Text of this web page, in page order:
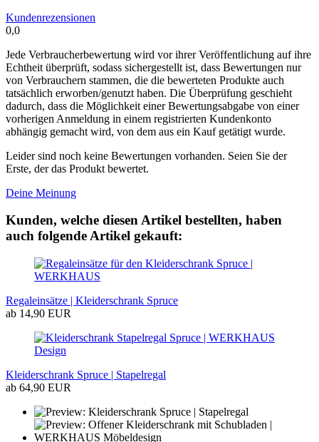
Kundenrezensionen
0,0
Jede Verbraucherbewertung wird vor ihrer Veröffentlichung auf ihre
Echtheit überprüft, sodass sichergestellt ist, dass Bewertungen nur
von Verbrauchern stammen, die die bewerteten Produkte auch
tatsächlich erworben/genutzt haben. Die Überprüfung geschieht
dadurch, dass die Möglichkeit einer Bewertungsabgabe von einer
vorherigen Anmeldung in einem registrierten Kundenkonto
abhängig gemacht wird, von dem aus ein Kauf getätigt wurde.
Leider sind noch keine Bewertungen vorhanden. Seien Sie der
Erste, der das Produkt bewertet.
Deine Meinung
Kunden, welche diesen Artikel bestellten, haben
auch folgende Artikel gekauft:
Regaleinsätze | Kleiderschrank Spruce
ab 14,90 EUR
Kleiderschrank Spruce | Stapelregal
ab 64,90 EUR